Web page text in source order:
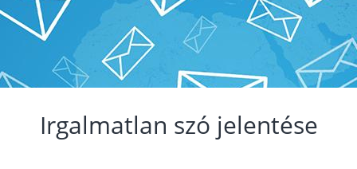
Irgalmatlan szó jelentése